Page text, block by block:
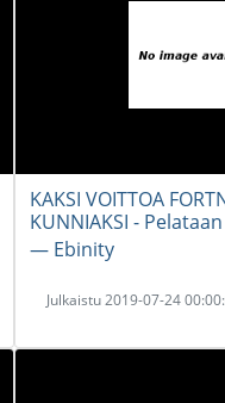
KAKSI VOITTOA
KUNNIAKSI -
― Ebinity
Julkaistu 2019-07-24